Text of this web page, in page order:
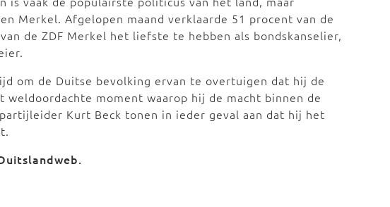
Merkel. Afgelopen maand verklaarde 51 procent van de
de ZDF Merkel het liefste te hebben als bondskanselier,
om de Duitse bevolking ervan te overtuigen dat hij de
moment waarop hij de macht binnen de
Kurt Beck tonen in ieder geval aan dat hij het